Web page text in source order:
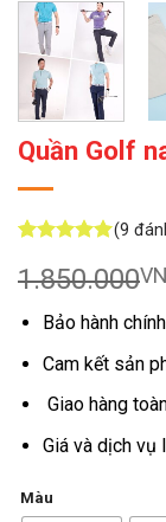
Quần Golf
dựa trên
đánh giá
(9
1.850.000
Bảo hành
Cam kết sản
Giao hàng
Giá và dịch vụ
Màu